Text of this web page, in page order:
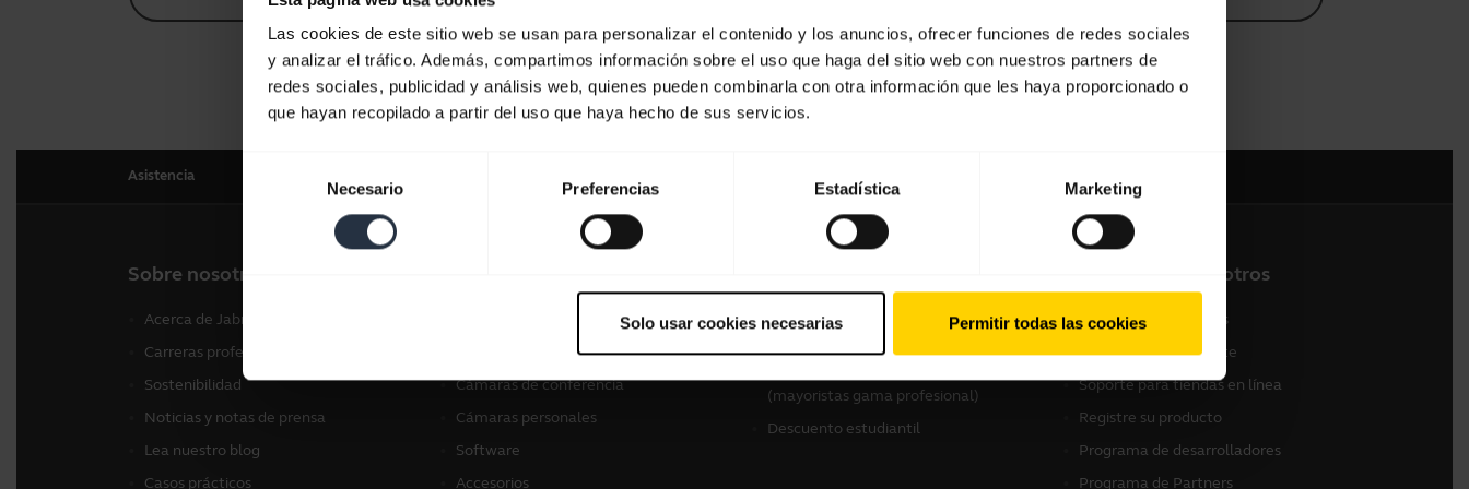
Las cookies de este sitio web se usan para personalizar el contenido y los anuncios, ofrecer funciones de redes sociales
y analizar el tráfico. Además, compartimos información sobre el uso que haga del sitio web con nuestros partners de
redes sociales, publicidad y análisis web, quienes pueden combinarla con otra información que les haya proporcionado o
que hayan recopilado a partir del uso que haya hecho de sus servicios.
consentimiento
Necesario Preferencias Estadística Marketing
Solo usar cookies necesarias Permitir todas las cookies
Software y aplicaciones
Asistencia
Sobre nosotros
Acerca de Jabra
Carreras profesionales
Sostenibilidad
Noticias y notas de prensa
Lea nuestro blog
Casos prácticos
Altavoces con micrófono
Cámaras de conferencia
Cámaras personales
Software
Accesorios
Localizador de distribuidores (Gama
(mayoristas gama profesional)
Descuento estudiantil
Contacte con nosotros
Contactar con ventas
Contactar con Soporte
Soporte para tiendas en línea
Registre su producto
Programa de desarrolladores
Programa de Partners